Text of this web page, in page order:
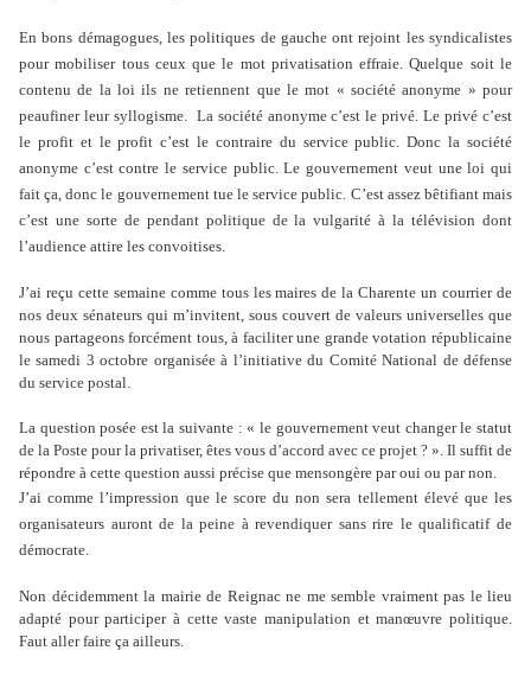
En bons démagogues, les politiques de gauche ont rejoint les syndicalistes
pour mobiliser tous ceux que le mot privatisation effraie. Quelque soit le
contenu de la loi ils ne retiennent que le mot « société anonyme » pour
peaufiner leur syllogisme. La société anonyme c’est le privé. Le privé c’est
le profit et le profit c’est le contraire du service public. Donc la société
anonyme c’est contre le service public. Le gouvernement veut une loi qui
fait ça, donc le gouvernement tue le service public. C’est assez bêtifiant mais
c’est une sorte de pendant politique de la vulgarité à la télévision dont
l’audience attire les convoitises.
J’ai reçu cette semaine comme tous les maires de la Charente un courrier de
nos deux sénateurs qui m’invitent, sous couvert de valeurs universelles que
nous partageons forcément tous, à faciliter une grande votation républicaine
le samedi 3 octobre organisée à l’initiative du Comité National de défense
du service postal.
La question posée est la suivante : « le gouvernement veut changer le statut
de la Poste pour la privatiser, êtes vous d’accord avec ce projet ? ». Il suffit de
répondre à cette question aussi précise que mensongère par oui ou par non.
J’ai comme l’impression que le score du non sera tellement élevé que les
organisateurs auront de la peine à revendiquer sans rire le qualificatif de
démocrate.
Non décidemment la mairie de Reignac ne me semble vraiment pas le lieu
adapté pour participer à cette vaste manipulation et manœuvre politique.
Faut aller faire ça ailleurs.